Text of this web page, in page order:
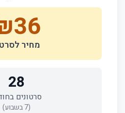
36
מחיר
28
סרטונים
(
7בשבוע)